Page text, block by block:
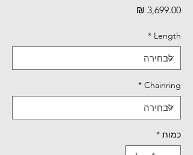
Length
*
Chainring
*
כמות *